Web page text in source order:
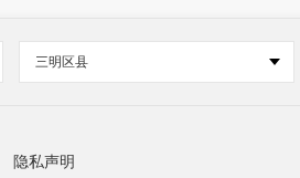
三明区县
隐私声明